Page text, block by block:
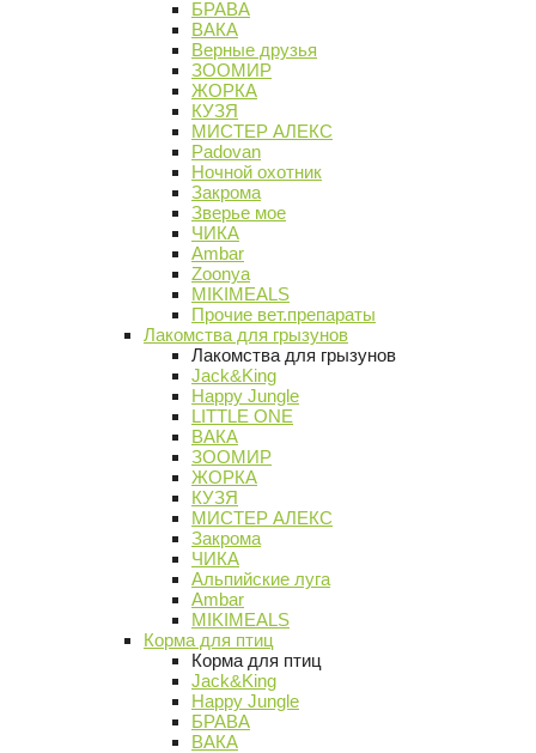
БРАВА
ВАКА
Верные друзья
ЗООМИР
ЖОРКА
КУЗЯ
МИСТЕР АЛЕКС
Padovan
Ночной охотник
Закрома
Зверье мое
ЧИКА
Ambar
Zoonya
MIKIMEALS
Прочие вет.препараты
Лакомства для грызунов
Лакомства для грызунов
Jack&King
Happy Jungle
LITTLE ONE
ВАКА
ЗООМИР
ЖОРКА
КУЗЯ
МИСТЕР АЛЕКС
Закрома
ЧИКА
Альпийские луга
Ambar
MIKIMEALS
Корма для птиц
Корма для птиц
Jack&King
Happy Jungle
БРАВА
ВАКА